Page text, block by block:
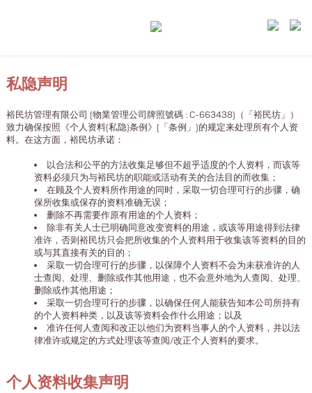
私隐声明
裕民坊管理有限公司 (物業管理公司牌照號碼 : C-663438)（「裕民坊」）
致力确保按照《个人资料(私隐)条例》(「条例」)的规定来处理所有个人资
料。在这方面，裕民坊承诺：
以合法和公平的方法收集足够但不超乎适度的个人资料，而该等
资料必须只为与裕民坊的职能或活动有关的合法目的而收集；
在顾及个人资料所作用途的同时，采取一切合理可行的步骤，确
保所收集或保存的资料准确无误；
删除不再需要作原有用途的个人资料；
除非有关人士已明确同意改变资料的用途，或该等用途得到法律
准许，否则裕民坊只会把所收集的个人资料用于收集该等资料的目的
或与其直接有关的目的；
采取一切合理可行的步骤，以保障个人资料不会为未获准许的人
士查阅、处理、删除或作其他用途，也不会意外地为人查阅、处理、
删除或作其他用途；
采取一切合理可行的步骤，以确保任何人能获告知本公司所持有
的个人资料种类，以及该等资料会作什么用途；以及
准许任何人查阅和改正以他们为资料当事人的个人资料，并以法
律准许或规定的方式处理该等查阅/改正个人资料的要求。
个人资料收集声明